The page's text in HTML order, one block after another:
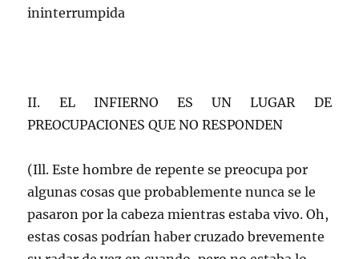
ininterrumpida
II. EL INFIERNO ES UN LUGAR DE
PREOCUPACIONES QUE NO RESPONDEN
(Ill. Este hombre de repente se preocupa por
algunas cosas que probablemente nunca se le
pasaron por la cabeza mientras estaba vivo. Oh,
estas cosas podrían haber cruzado brevemente